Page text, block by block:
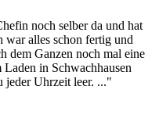
noch selber da und hat
waralles schon fertig und
dem Ganzen noch mal eine
in Schwachhausen
jeder Uhrzeit leer. ..."